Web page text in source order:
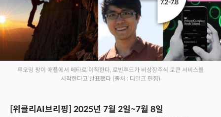
루오밍 팡이 애플에서 메타로 이직한다, 로빈후드가 비상장주식 토큰 서비스를
시작한다고 발표했다 (출처 : 더밀크 편집)
[위클리AI브리핑] 2025년 7월 2일~7월 8일